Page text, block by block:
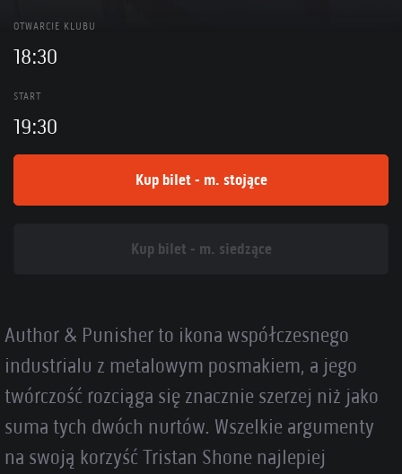
OTWARCIE KLUBU
18:30
START
19:30
Kup bilet - m. stojące
Kup bilet - m. siedzące
Author & Punisher to ikona współczesnego
industrialu z metalowym posmakiem, a jego
twórczość rozciąga się znacznie szerzej niż jako
suma tych dwóch nurtów. Wszelkie argumenty
na swoją korzyść Tristan Shone najlepiej